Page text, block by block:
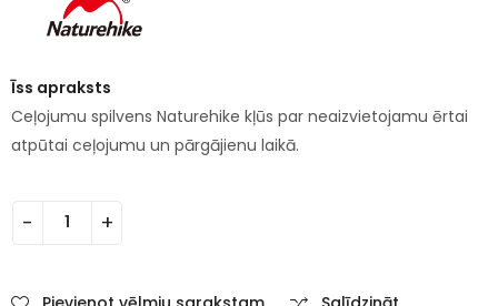
Īss apraksts
Ceļojumu spilvens Naturehike kļūs par neaizvietojamu ērtai
atpūtai ceļojumu un pārgājienu laikā.